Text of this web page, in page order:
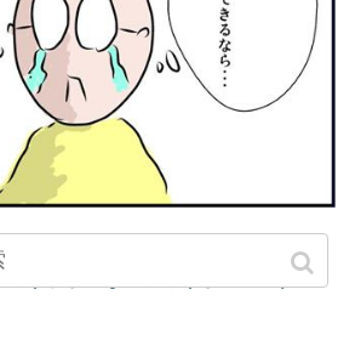
ろうかが なんだろうが・・・(Ｔ▽